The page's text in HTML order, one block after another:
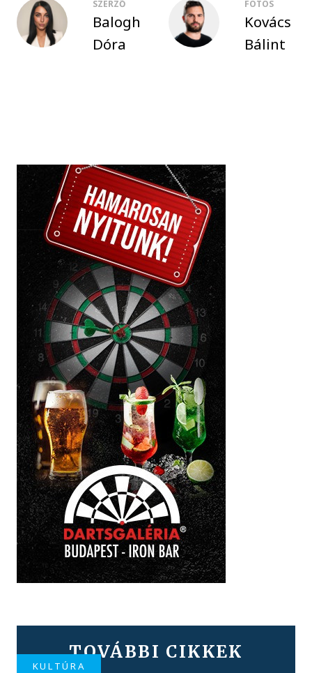
SZERZŐ
Balogh
Dóra
FOTÓS
Kovács
Bálint
TOVÁBBI CIKKEK
KULTÚRA